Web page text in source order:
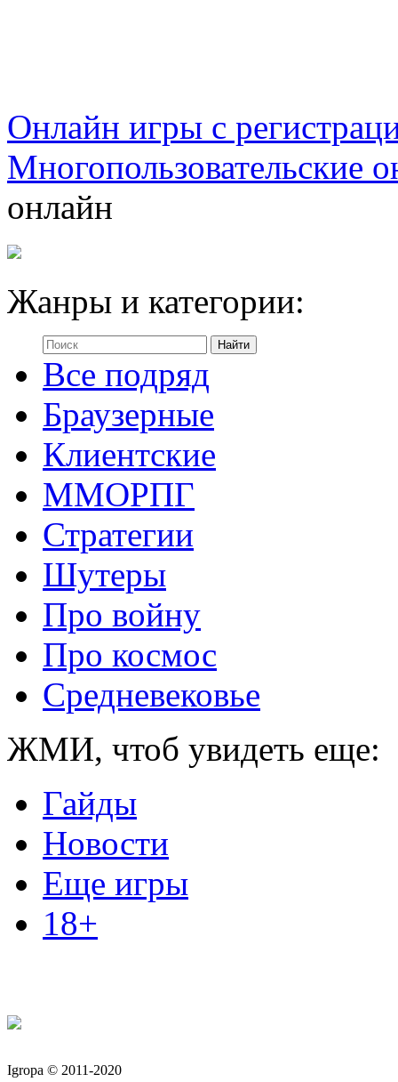
Онлайн игры с
Многопользовательские
онлайн
Жанры и категории:
Все подряд
Браузерные
Клиентские
ММОРПГ
Стратегии
Шутеры
Про войну
Про космос
Средневековье
ЖМИ, чтоб увидеть еще:
Гайды
Новости
Еще игры
18+
Igropa © 2011-2020